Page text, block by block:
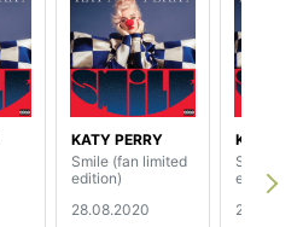
KATY PERRY
Smile (fan limited
edition)
28.08.2020
KATY
Smile
edition)